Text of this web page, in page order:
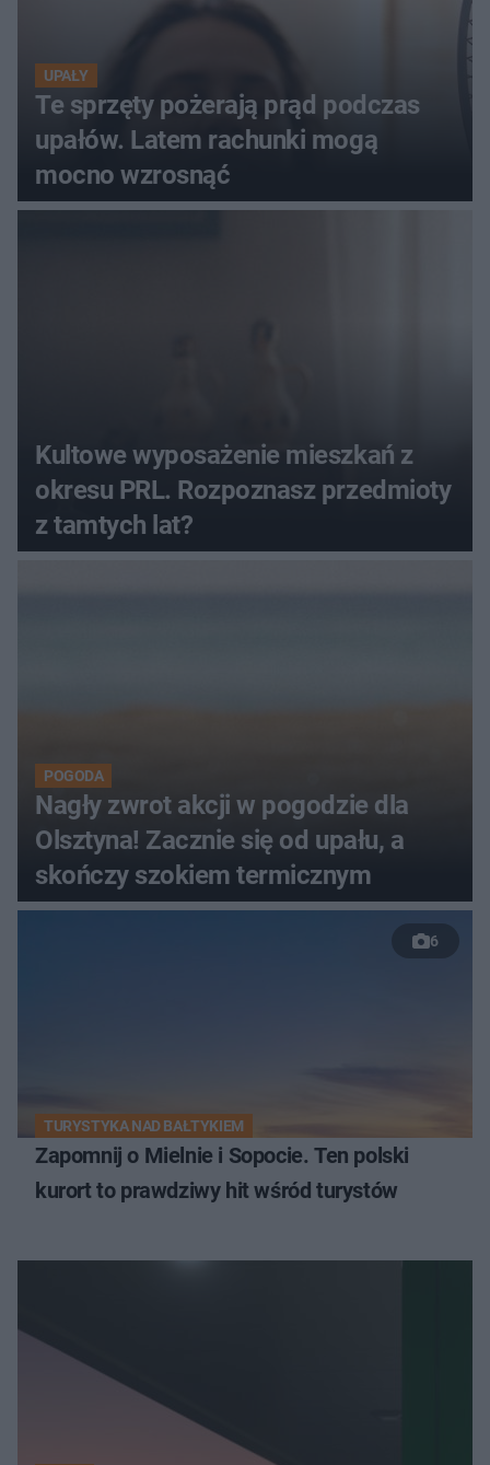
UPAŁY
Te sprzęty pożerają prąd podczas
upałów. Latem rachunki mogą
mocno wzrosnąć
Kultowe wyposażenie mieszkań z
okresu PRL. Rozpoznasz przedmioty
z tamtych lat?
POGODA
Nagły zwrot akcji w pogodzie dla
Olsztyna! Zacznie się od upału, a
skończy szokiem termicznym
6
TURYSTYKA NAD BAŁTYKIEM
Zapomnij o Mielnie i Sopocie. Ten polski
kurort to prawdziwy hit wśród turystów